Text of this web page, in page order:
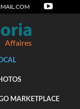
Affaires
MARKETPLACE